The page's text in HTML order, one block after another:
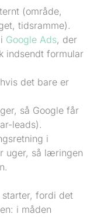
(område,
tidsramme).
Google Ads, der
indsendt formular
det bare er
så Google får
leads).
i
uger, så læringen
fordi det
i måden